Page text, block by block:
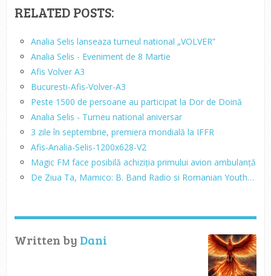
RELATED POSTS:
Analia Selis lanseaza turneul national „VOLVER”
Analia Selis - Eveniment de 8 Martie
Afis Volver A3
Bucuresti-Afis-Volver-A3
Peste 1500 de persoane au participat la Dor de Doină
Analia Selis - Turneu national aniversar
3 zile în septembrie, premiera mondială la IFFR
Afis-Analia-Selis-1200x628-V2
Magic FM face posibilă achiziția primului avion ambulanță
De Ziua Ta, Mamico: B. Band Radio si Romanian Youth…
Written by Dani